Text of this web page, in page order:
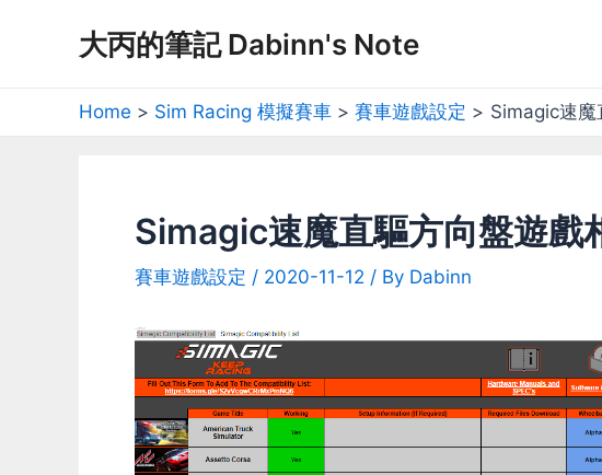
大丙的筆記 Dabinn's Note
Home Sim Racing 模擬賽車 賽車遊戲設定 Simagic速魔
Simagic速魔直驅方向盤遊戲
賽車遊戲設定 / 2020-11-12 / By Dabinn